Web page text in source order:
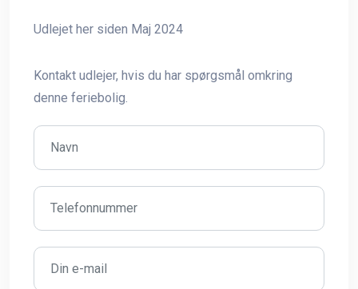
Udlejet her siden Maj 2024
Kontakt udlejer, hvis du har spørgsmål omkring
denne feriebolig.